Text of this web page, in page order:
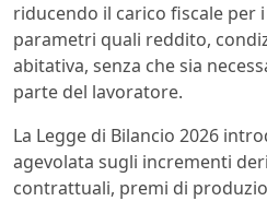
riducendo il carico fiscale per
parametri quali reddito,
abitativa, senza che sia
parte del lavoratore.
La Legge di Bilancio 2026
agevolata sugli incrementi
contrattuali, premi di